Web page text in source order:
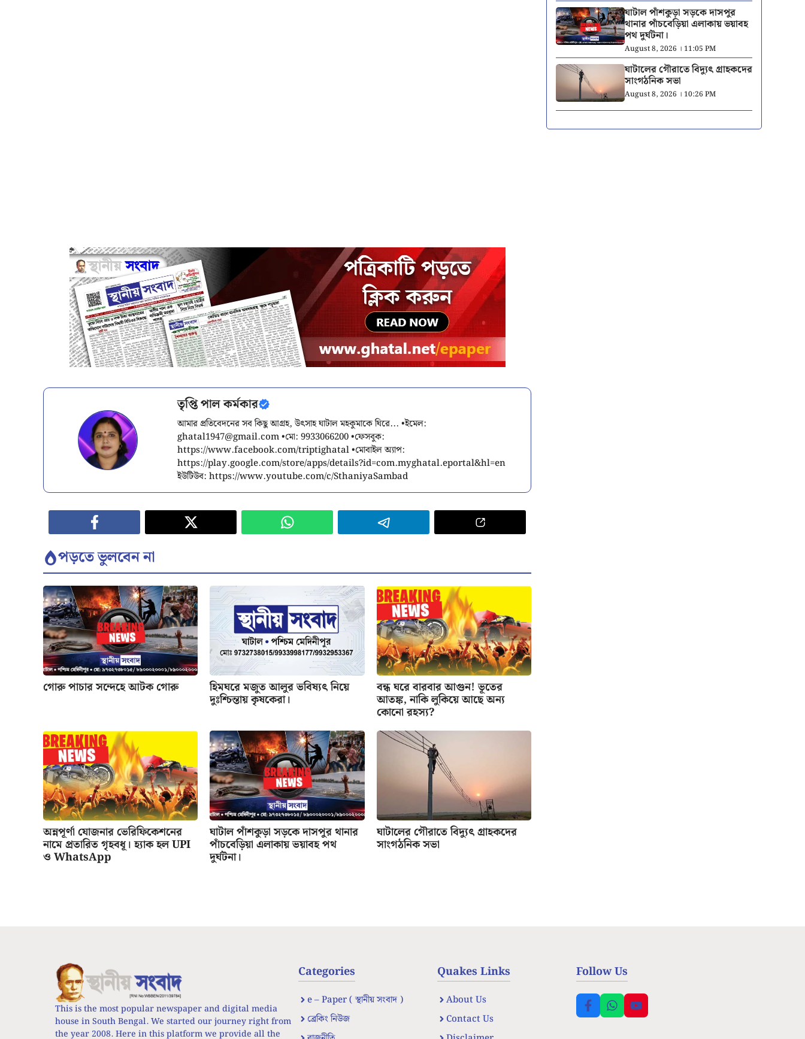
তৃপ্তি পাল কর্মকার
আমার প্রতিবেদনের সব কিছু আগ্রহ, উৎসাহ ঘাটাল মহকুমাকে ঘিরে... •ইমেল:
ghatal1947@gmail.com•মো: 9933066200 •ফেসবুক:
https://www.facebook.com/triptighatal •মোবাইল অ্যাপ:
https://play.google.com/store/apps/details?id=com.myghatal.eportal&hl=en
ইউটিউব: https://www.youtube.com/c/SthaniyaSambad
পড়তে ভুলবেন না
গোরু পাচার সন্দেহে আটক গোরু হিমঘরে মজুত আলুর ভবিষ্যৎ নিয়ে
দুঃশ্চিন্তায় কৃষকেরা।
বন্ধ ঘরে বারবার আগুন! ভূতের
আতঙ্ক, নাকি লুকিয়ে আছে অন্য
কোনো রহস্য?
অন্নপূর্ণা যোজনার ভেরিফিকেশনের
নামে প্রতারিত গৃহবধূ। হ্যাক হল UPI
ও WhatsApp
ঘাটাল পাঁশকুড়া সড়কে দাসপুর থানার
পাঁচবেড়িয়া এলাকায় ভয়াবহ পথ
দুর্ঘটনা।
ঘাটালের গৌরাতে বিদ্যুৎ গ্রাহকদের
সাংগঠনিক সভা
ঘাটাল পাঁশকুড়া সড়কে দাসপুর
থানার পাঁচবেড়িয়া এলাকায় ভয়াবহ
পথ দুর্ঘটনা।
August 8, 2026 । 11:05 PM
ঘাটালের গৌরাতে বিদ্যুৎ গ্রাহকদের
সাংগঠনিক সভা
August 8, 2026 । 10:26 PM
This is the most popular newspaper and digital media
house in South Bengal. We started our journey right from
the year 2008. Here in this platform we provide all the
Categories
e – Paper ( স্থানীয় সংবাদ )
ব্রেকিং নিউজ
Quakes Links
About Us
Contact Us
Follow Us